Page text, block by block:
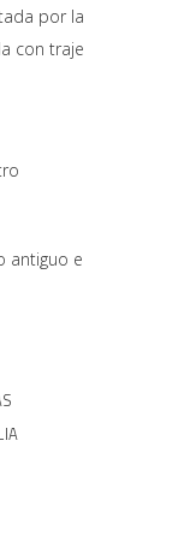
por la
con traje
antiguo e